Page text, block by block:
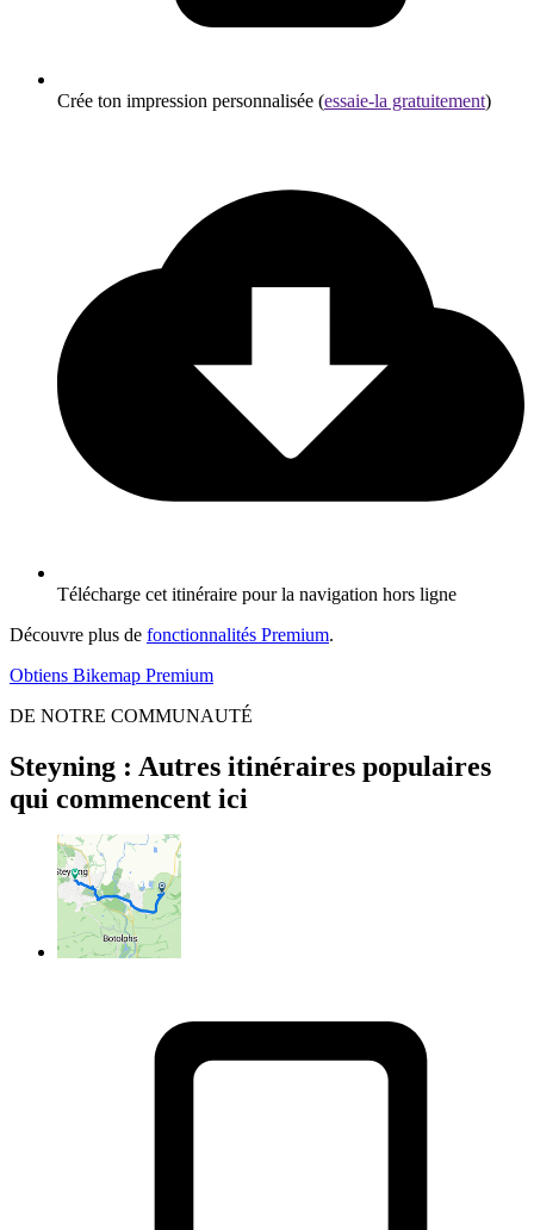
Crée ton impression personnalisée (essaie-la gratuitement)
Télécharge cet itinéraire pour la navigation hors ligne
Découvre plus de fonctionnalités Premium.
Obtiens Bikemap Premium
DE NOTRE COMMUNAUTÉ
Steyning : Autres itinéraires populaires
qui commencent ici